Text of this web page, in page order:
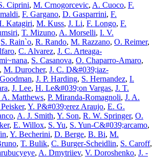
Ciprini, M. Crnogorcevic, A. Cuoco, F.
, F. Gargano, D. Gasparrini, F.
Katagiri, M. Kuss, J. Li, F. Longo, F.
, T. Mizuno, A. Morselli, I. V.
S. Rain`o, R. Rando, M. Razzano, O. Reimer,
, C. Alvarez, J. C. Arteaga-
, S. Casanova, O. Chaparro-Amaro,
, M. Durocher, J. C. D&#039;iaz-
, J. P. Harding, S. Hernandez, I.
, J. Lee, H. Le&#039;on Vargas, J. T.
A. Matthews, P. Miranda-Romagnoli, J. A.
, Y. P&#039;erez Araujo, E. G.
, A. J. Smith, Y. Son, R. W. Springer, O.
, E. Willox, S. Yu, S. Yun-C&#039;arcamo,
, Y. Becherini, D. Berge, B. Bi, M.
, T. Bulik, C. Burger-Scheidlin, S. Caroff,
, A. Dmytriiev, V. Doroshenko, J. -